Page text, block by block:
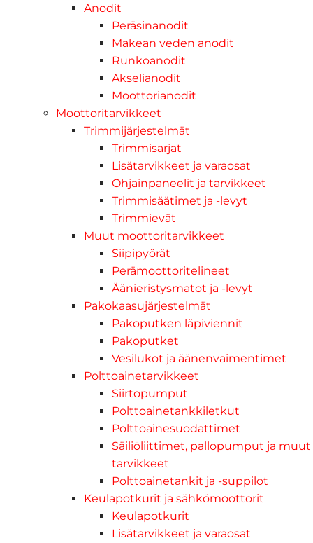
Anodit
Peräsinanodit
Makean veden anodit
Runkoanodit
Akselianodit
Moottorianodit
Moottoritarvikkeet
Trimmijärjestelmät
Trimmisarjat
Lisätarvikkeet ja varaosat
Ohjainpaneelit ja tarvikkeet
Trimmisäätimet ja -levyt
Trimmievät
Muut moottoritarvikkeet
Siipipyörät
Perämoottoritelineet
Äänieristysmatot ja -levyt
Pakokaasujärjestelmät
Pakoputken läpiviennit
Pakoputket
Vesilukot ja äänenvaimentimet
Polttoainetarvikkeet
Siirtopumput
Polttoainetankkiletkut
Polttoainesuodattimet
Säiliöliittimet, pallopumput ja muut
tarvikkeet
Polttoainetankit ja -suppilot
Keulapotkurit ja sähkömoottorit
Keulapotkurit
Lisätarvikkeet ja varaosat